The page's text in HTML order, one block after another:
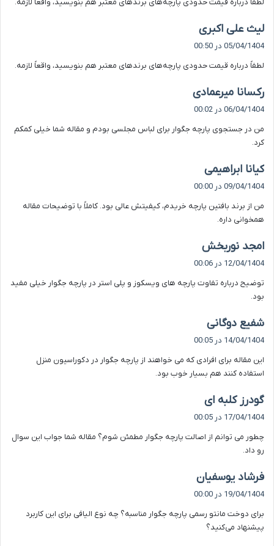
:
لیث علی اکبری
ف
:
05/04/1404 در 00:50
لطفاً درباره قیمت حدودی پارچه‌های برندهای معتبر هم بنویسید، واقعاً لازمه.
رکسانا میرعمادی
06/04/1404 در 00:02
من در جستجوی پارچه جگوار برای لباس مجلسی بودم و مقاله شما خیلی کمکم
کرد.
کیانا ابراهیمی
ف
:
09/04/1404 در 00:00
من از برند بافتین پارچه خریدم، کیفیتش عالی بود. کاملاً با توضیحات مقاله
همخوانی داره.
امجد نوربخش
ف
:
12/04/1404 در 00:06
توضیح درباره تفاوت پارچه های ویسکوز و پلی استر در پارچه جگوار خیلی مفید
بود.
شفیع دوگانی
ف
:
14/04/1404 در 00:05
این مقاله برای افرادی که می خواهند از پارچه جگوار در دکوراسیون منزل
استفاده کنند هم بسیار خوب بود.
گودرز کلبه ای
ف
:
17/04/1404 در 00:05
چطور می توانم از اصالت پارچه جگوار مطمئن شوم؟ مقاله شما جواب این سوال
رو داد.
فرشاد یوسفیان
ف
:
19/04/1404 در 00:00
برای دوخت مانتو رسمی پارچه جگوار مناسبه؟ چه نوع الیافی برای این کاربرد
پیشنهاد می‌کنید؟